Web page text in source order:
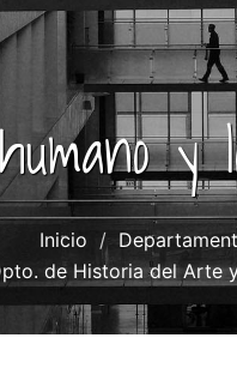
y
Inicio
de Historia del Arte